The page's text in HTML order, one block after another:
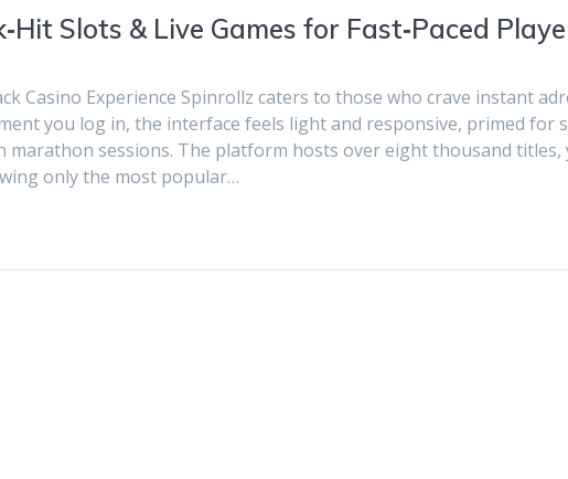
Slots & Live Games for Fast‑Paced
Casino Experience Spinrollz caters to those who crave instant
you log in, the interface feels light and responsive, primed for
marathon sessions. The platform hosts over eight thousand titles,
only the most popular…